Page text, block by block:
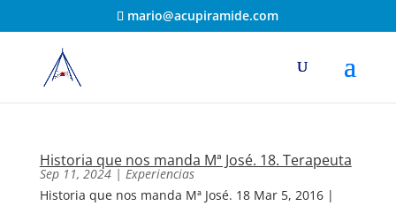
mario@acupiramide.com
Historia que nos manda Mª José. 18. Terapeuta
Sep 11, 2024| Experiencias
Historia que nos manda Mª José. 18 Mar 5, 2016 |